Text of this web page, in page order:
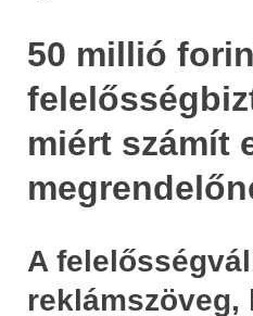
50 millió
miért számít
A
reklámszöveg,